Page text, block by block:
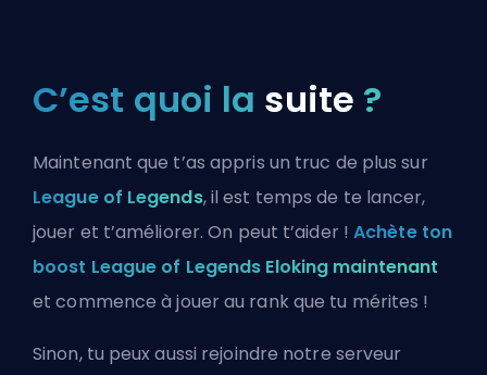
C’est quoi la suite ?
Maintenant que t’as appris un truc de plus sur
League of Legends, il est temps de te lancer,
jouer et t’améliorer. On peut t’aider !Achète ton
boost League of Legends Eloking maintenant
et commence à jouer au rank que tu mérites !
Sinon, tu peux aussi rejoindre notre serveur